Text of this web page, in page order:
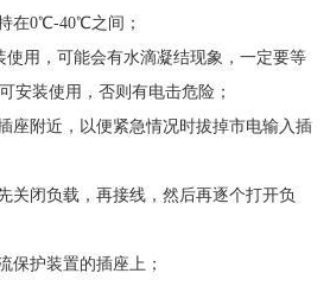
在0℃-40℃之间；
使用，可能会有水滴凝结现象，一定要等
安装使用，否则有电击危险；
座附近，以便紧急情况时拔掉市电输入插
关闭负载，再接线，然后再逐个打开负
保护装置的插座上；